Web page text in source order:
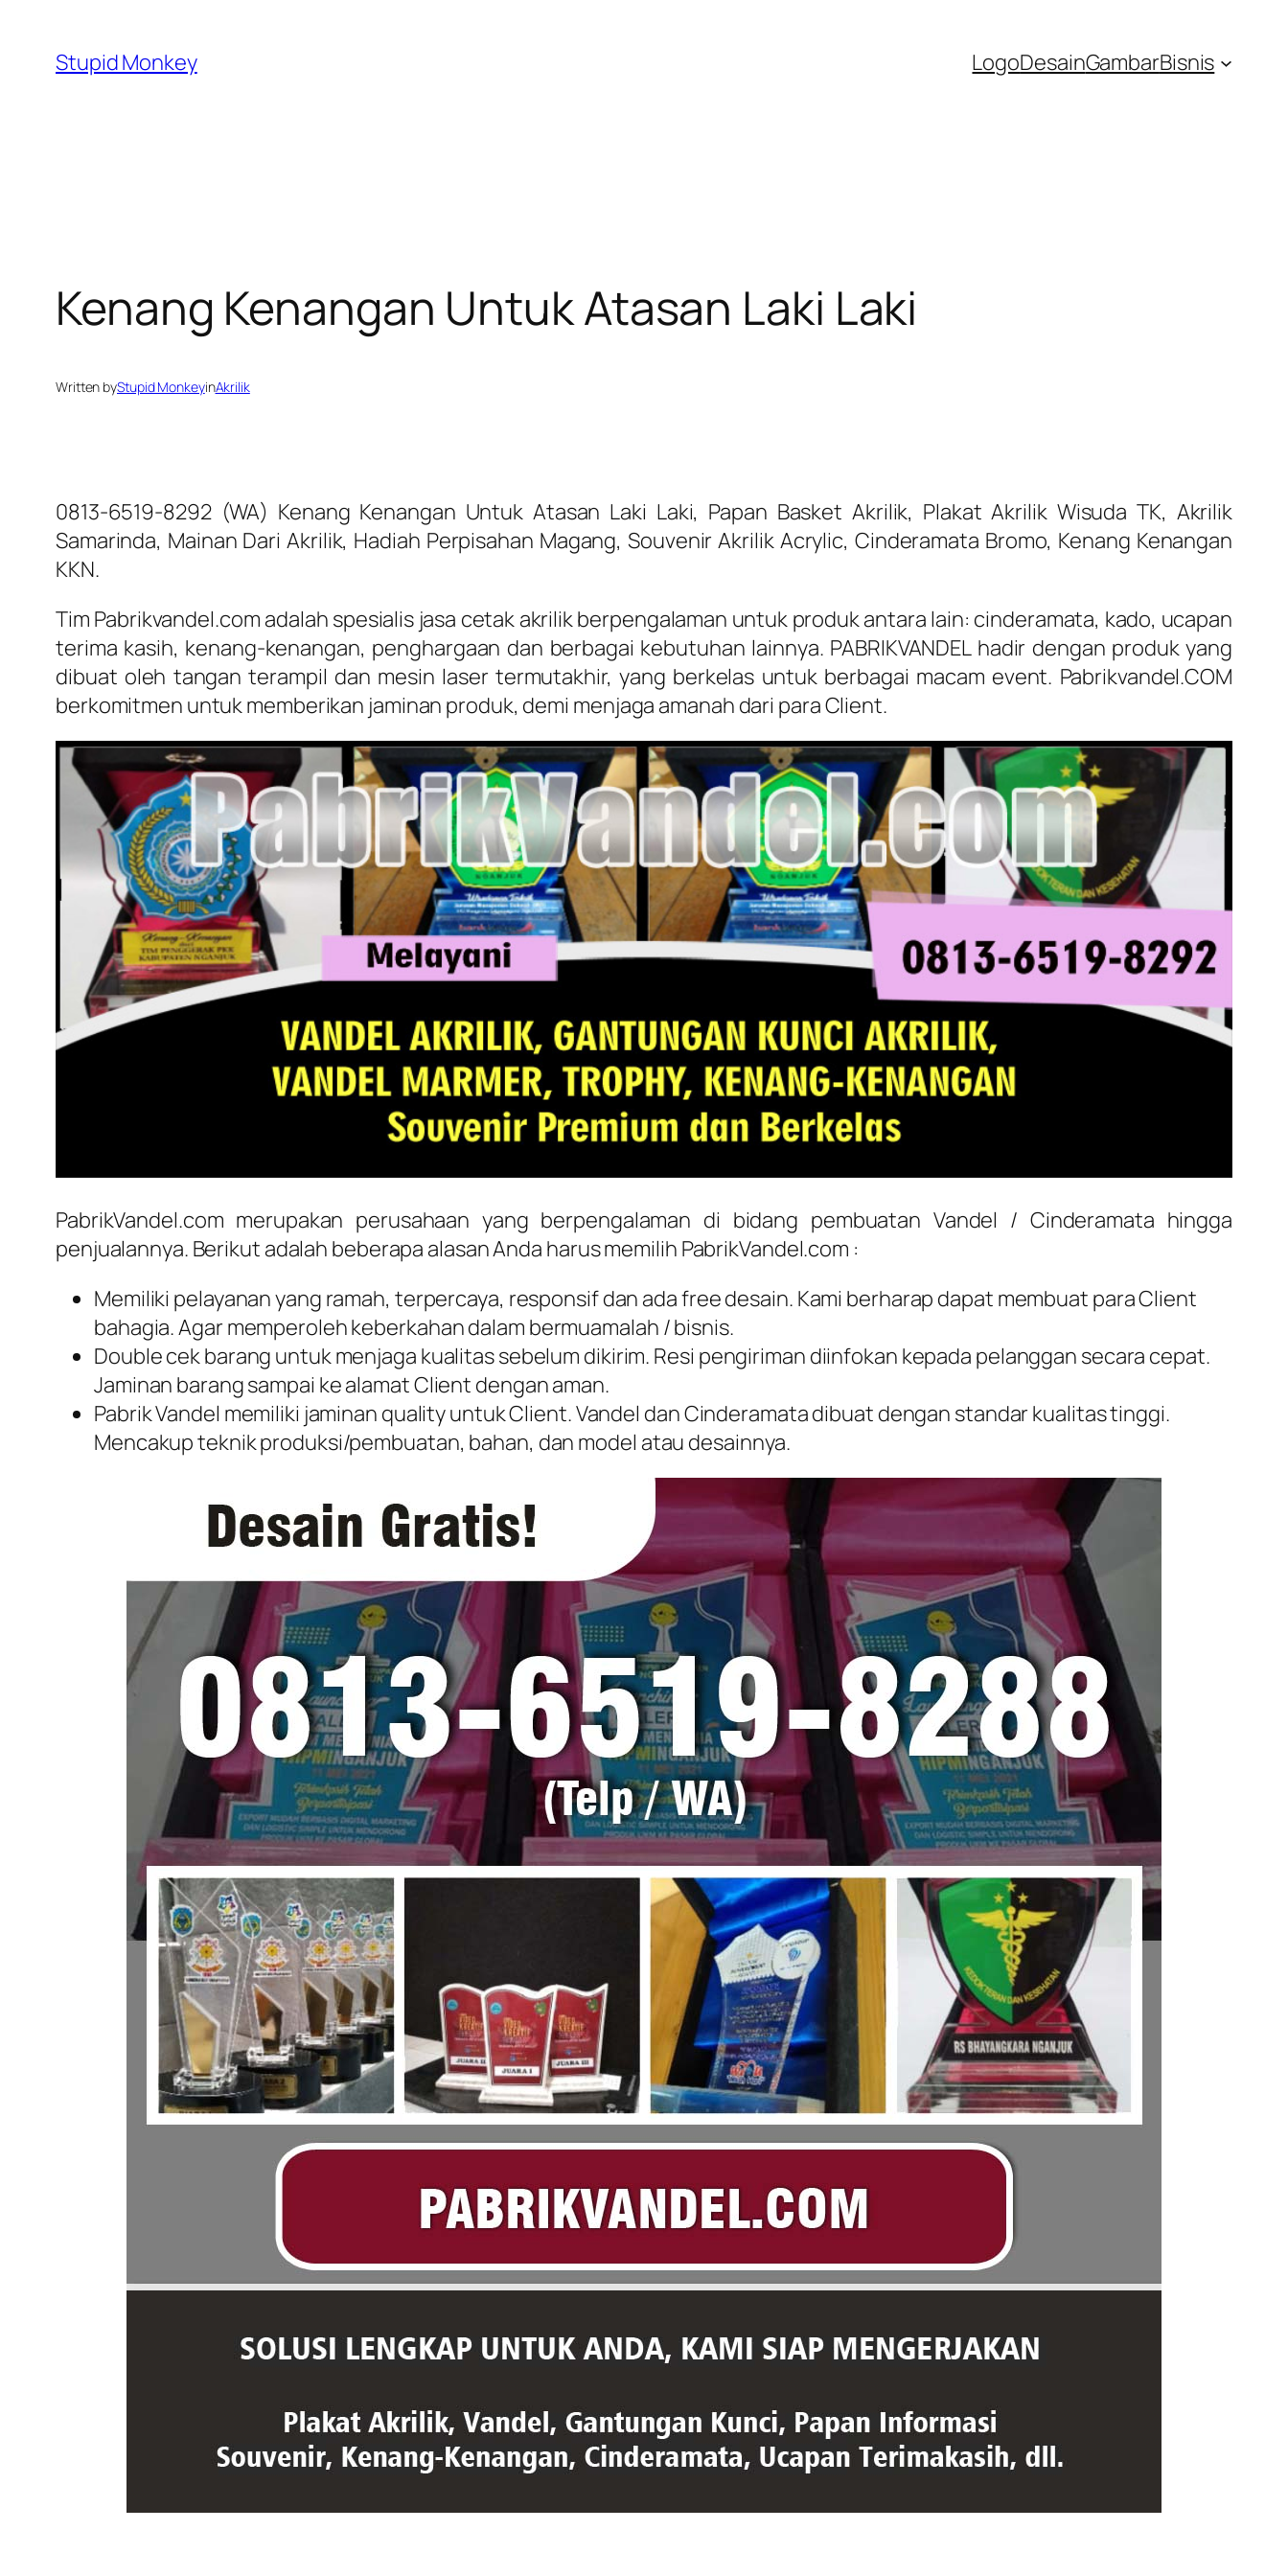
content
Stupid Monkey LogoDesainGambarBisnis
Kenang Kenangan Untuk Atasan Laki Laki
Written byStupid MonkeyinAkrilik
0813-6519-8292 (WA) Kenang Kenangan Untuk Atasan Laki Laki, Papan Basket Akrilik, Plakat Akrilik Wisuda TK, Akrilik
Samarinda, Mainan Dari Akrilik, Hadiah Perpisahan Magang, Souvenir Akrilik Acrylic, Cinderamata Bromo, Kenang Kenangan
KKN.
Tim Pabrikvandel.com adalah spesialis jasa cetak akrilik berpengalaman untuk produk antara lain: cinderamata, kado, ucapan
terima kasih, kenang-kenangan, penghargaan dan berbagai kebutuhan lainnya. PABRIKVANDEL hadir dengan produk yang
dibuat oleh tangan terampil dan mesin laser termutakhir, yang berkelas untuk berbagai macam event. Pabrikvandel.COM
berkomitmen untuk memberikan jaminan produk, demi menjaga amanah dari para Client.
PabrikVandel.com merupakan perusahaan yang berpengalaman di bidang pembuatan Vandel / Cinderamata hingga
penjualannya. Berikut adalah beberapa alasan Anda harus memilih PabrikVandel.com :
Memiliki pelayanan yang ramah, terpercaya, responsif dan ada free desain. Kami berharap dapat membuat para Client
bahagia. Agar memperoleh keberkahan dalam bermuamalah / bisnis.
Double cek barang untuk menjaga kualitas sebelum dikirim. Resi pengiriman diinfokan kepada pelanggan secara cepat.
Jaminan barang sampai ke alamat Client dengan aman.
Pabrik Vandel memiliki jaminan quality untuk Client. Vandel dan Cinderamata dibuat dengan standar kualitas tinggi.
Mencakup teknik produksi/pembuatan, bahan, dan model atau desainnya.